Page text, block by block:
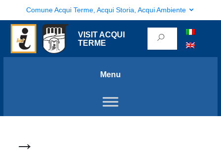
Comune Acqui Terme, Acqui Storia, Acqui Ambiente
VISIT ACQUI
TERME
Menu
→